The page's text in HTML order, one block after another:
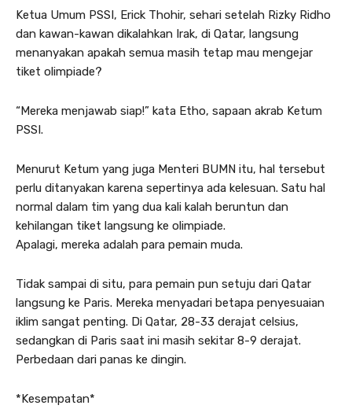
Ketua Umum PSSI, Erick Thohir, sehari setelah Rizky Ridho
dan kawan-kawan dikalahkan Irak, di Qatar, langsung
menanyakan apakah semua masih tetap mau mengejar
tiket olimpiade?
“Mereka menjawab siap!” kata Etho, sapaan akrab Ketum
PSSI.
Menurut Ketum yang juga Menteri BUMN itu, hal tersebut
perlu ditanyakan karena sepertinya ada kelesuan. Satu hal
normal dalam tim yang dua kali kalah beruntun dan
kehilangan tiket langsung ke olimpiade.
Apalagi, mereka adalah para pemain muda.
Tidak sampai di situ, para pemain pun setuju dari Qatar
langsung ke Paris. Mereka menyadari betapa penyesuaian
iklim sangat penting. Di Qatar, 28-33 derajat celsius,
sedangkan di Paris saat ini masih sekitar 8-9 derajat.
Perbedaan dari panas ke dingin.
*Kesempatan*